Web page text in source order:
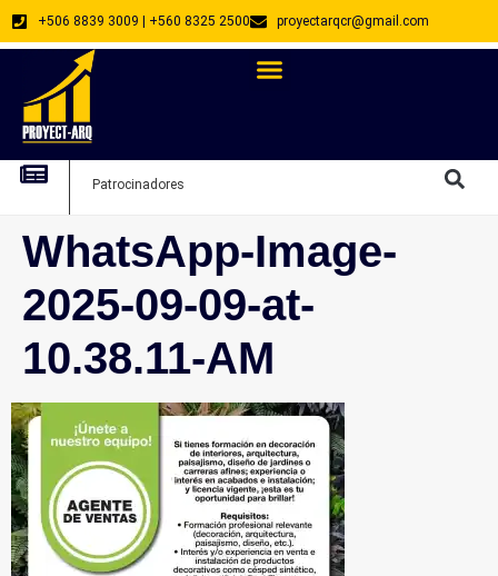
+506 8839 3009 | +560 8325 2500 proyectarqcr@gmail.com
Patrocinadores
WhatsApp-Image-
2025-09-09-at-
10.38.11-AM